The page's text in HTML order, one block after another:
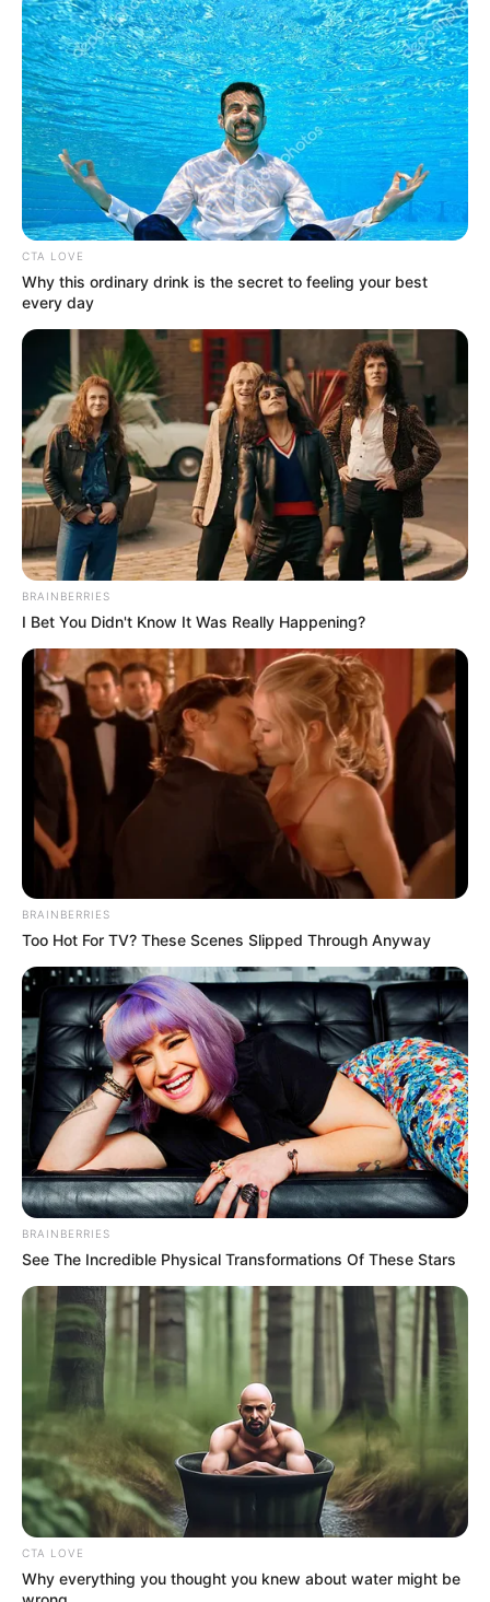
CTA LOVE
Why this ordinary drink is the secret to feeling your best
every day
BRAINBERRIES
I Bet You Didn't Know It Was Really Happening?
BRAINBERRIES
Too Hot For TV? These Scenes Slipped Through Anyway
BRAINBERRIES
See The Incredible Physical Transformations Of These Stars
CTA LOVE
Why everything you thought you knew about water might be